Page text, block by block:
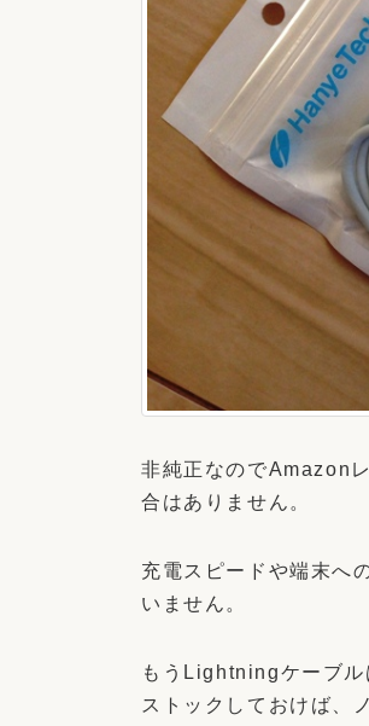
非純正なのでAmazon
合はありません。
充電スピードや端末へ
いません。
もうLightningケーブル
ストックしておけば、